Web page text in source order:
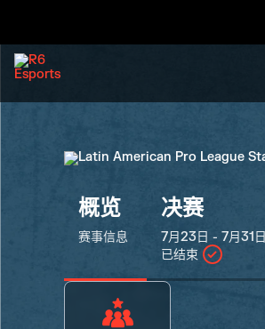
概览
赛事信息
决赛
7月23日 - 7月31日
已结束